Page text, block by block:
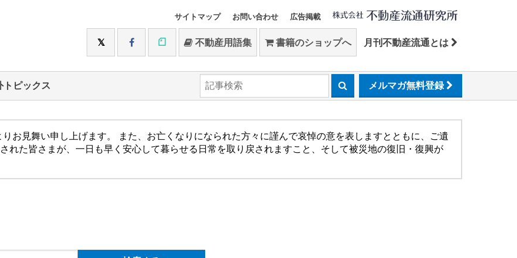
サイトマップ お問い合わせ 広告掲載
不動産用語集 書籍のショップへ 月刊不動産流通とは
トピックス メルマガ無料登録
お見舞い申し上げます。 また、お亡くなりになられた方々に謹んで哀悼の意を表しますとともに、ご遺
れた皆さまが、一日も早く安心して暮らせる日常を取り戻されますこと、そして被災地の復旧・復興が